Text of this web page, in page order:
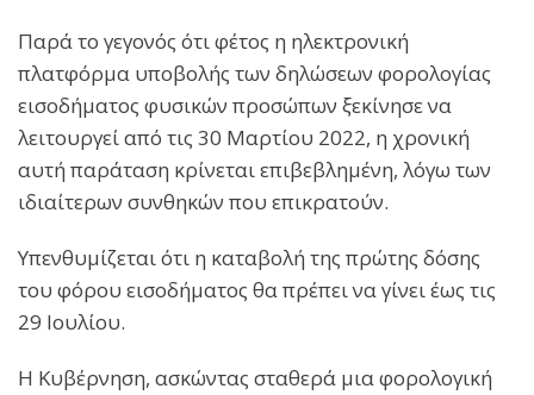
Παρά το γεγονός ότι φέτος η ηλεκτρονική
πλατφόρμα υποβολής των δηλώσεων φορολογίας
εισοδήματος φυσικών προσώπων ξεκίνησε να
λειτουργεί από τις 30 Μαρτίου 2022, η χρονική
αυτή παράταση κρίνεται επιβεβλημένη, λόγω των
ιδιαίτερων συνθηκών που επικρατούν.
Υπενθυμίζεται ότι η καταβολή της πρώτης δόσης
του φόρου εισοδήματος θα πρέπει να γίνει έως τις
29 Ιουλίου.
Η Κυβέρνηση, ασκώντας σταθερά μια φορολογική